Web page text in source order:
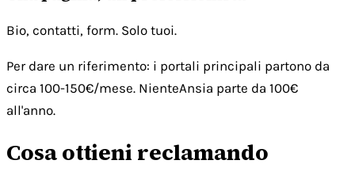
Bio, contatti, form. Solo tuoi.
Per dare un riferimento: i portali principali partono da
circa 100-150€/mese. NienteAnsia parte da 100€
all'anno.
Cosa ottieni reclamando